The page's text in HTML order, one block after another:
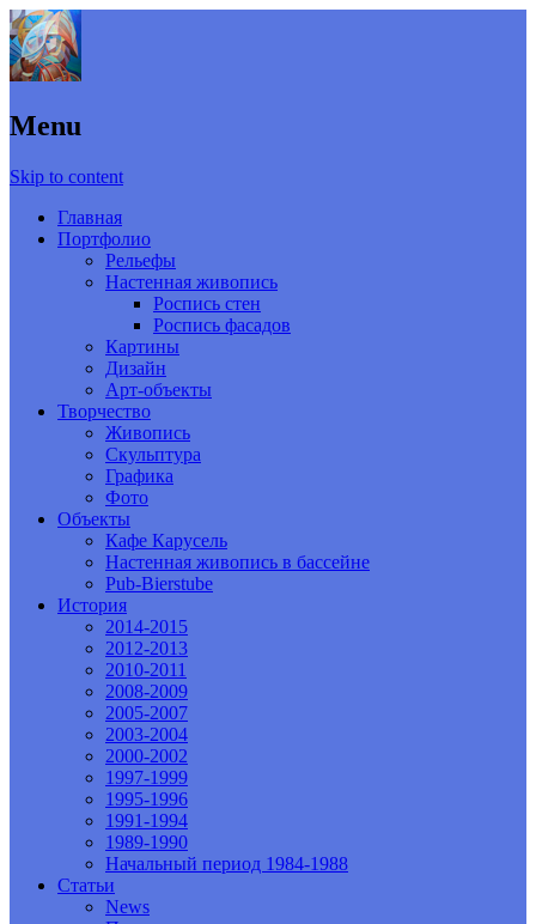
Menu
Skip to content
Главная
Портфолио
Рельефы
Настенная живопись
Роспись стен
Роспись фасадов
Картины
Дизайн
Арт-объекты
Творчество
Живопись
Скульптура
Графика
Фото
Объекты
Кафе Карусель
Настенная живопись в бассейне
Pub-Bierstube
История
2014-2015
2012-2013
2010-2011
2008-2009
2005-2007
2003-2004
2000-2002
1997-1999
1995-1996
1991-1994
1989-1990
Начальный период 1984-1988
Статьи
News